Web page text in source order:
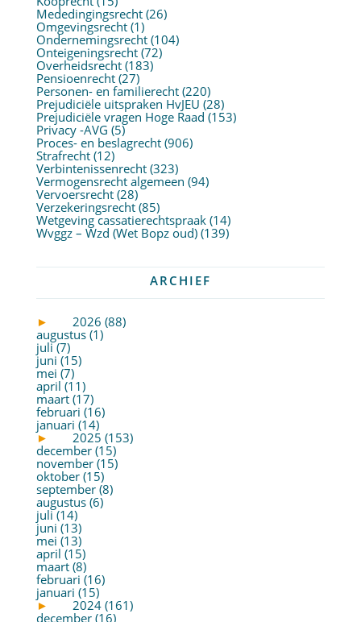
Mededingingsrecht(26)
Omgevingsrecht(1)
Ondernemingsrecht(104)
Onteigeningsrecht(72)
Overheidsrecht(183)
Pensioenrecht(27)
Personen- en familierecht(220)
Prejudiciële uitspraken HvJEU (28)
Prejudiciële vragen Hoge Raad (153)
Privacy -AVG (5)
Proces- en beslagrecht(906)
Strafrecht(12)
Verbintenissenrecht(323)
Vermogensrecht algemeen (94)
Vervoersrecht(28)
Verzekeringsrecht(85)
Wetgeving cassatierechtspraak(14)
Wvggz – Wzd (Wet Bopz oud)(139)
ARCHIEF
►
2026 (88)
augustus (1)
juli (7)
juni (15)
mei (7)
april (11)
maart (17)
februari (16)
januari (14)
►
2025 (153)
december (15)
november (15)
oktober (15)
september (8)
augustus (6)
juli (14)
juni (13)
mei (13)
april (15)
maart (8)
februari (16)
januari (15)
►
2024 (161)
december (16)